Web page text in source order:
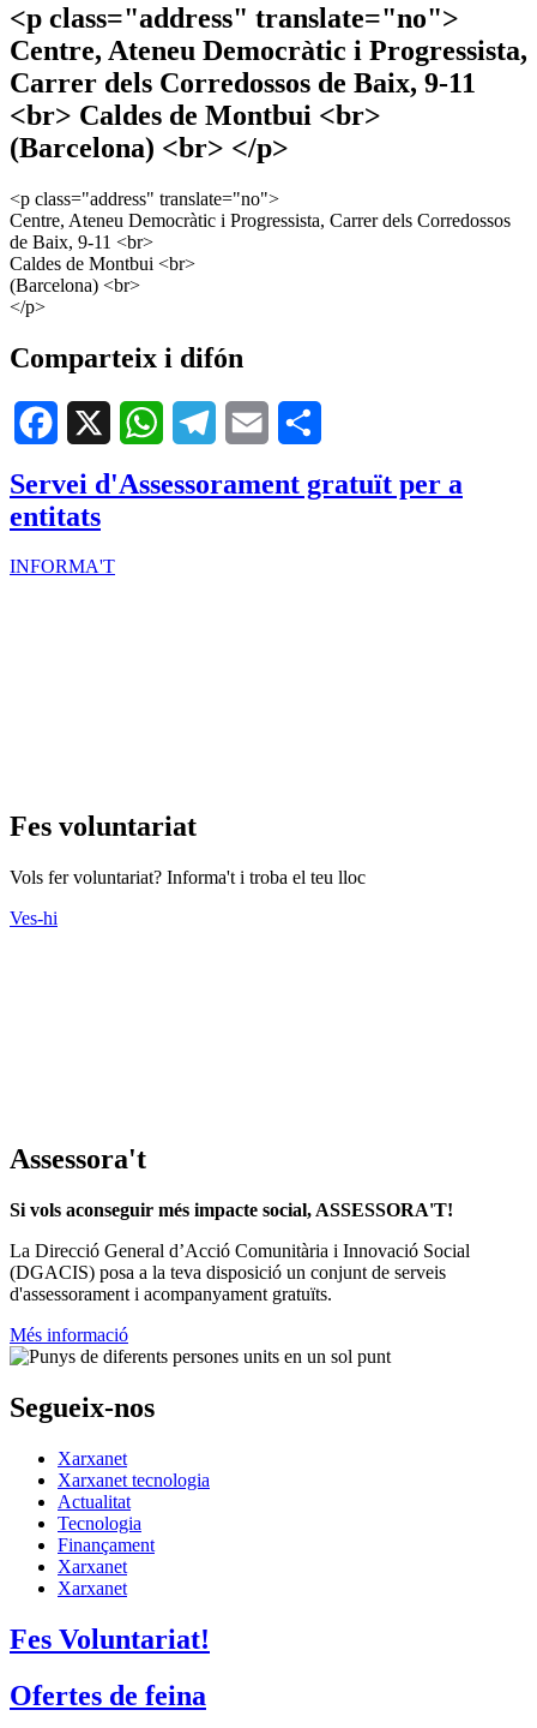
Geolocalització
<p class="address" translate="no">
Centre, Ateneu Democràtic i Progressista,
Carrer dels Corredossos de Baix, 9-11
<br> Caldes de Montbui <br>
(Barcelona) <br> </p>
<p class="address" translate="no">
Centre, Ateneu Democràtic i Progressista, Carrer dels Corredossos
de Baix, 9-11 <br>
Caldes de Montbui <br>
(Barcelona) <br>
</p>
Comparteix i difón
Facebook WhatsAppTelegramEmail
Servei d'Assessorament gratuït per a
entitats
INFORMA'T
Fes voluntariat
Vols fer voluntariat? Informa't i troba el teu lloc
Ves-hi
Assessora't
Si vols aconseguir més impacte social, ASSESSORA'T!
La Direcció General d’Acció Comunitària i Innovació Social
(DGACIS) posa a la teva disposició un conjunt de serveis
d'assessorament i acompanyament gratuïts.
Més informació
Segueix-nos
Xarxanet
Xarxanet tecnologia
Actualitat
Tecnologia
Finançament
Xarxanet
Xarxanet
Fes Voluntariat!
Ofertes de feina